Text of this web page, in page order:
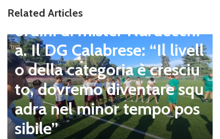
Related Articles
ziato la preparazione agli
ordini di mister Nardecchi
a. Il DG Calabrese: “Il livell
o della categoria è cresciu
to, dovremo diventare squ
adra nel minor tempo pos
sibile”